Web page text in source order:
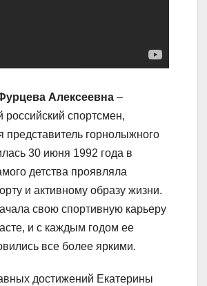
Алексеевна –
российский спортсмен,
горнолыжного
30 июня 1992 года в
детства проявляла
и активному образу жизни.
свою спортивную карьеру
и с каждым годом ее
все более яркими.
достижений Екатерины